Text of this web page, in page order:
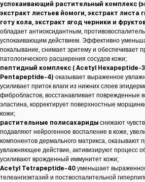
успокаивающий растительный комплекс
экстракт листьев йомоги, экстракт листа
готу кола, экстракт ягод черники и
обладает антиоксидантным,
успокаивающим действием. Эффективно
покалывание, снимает эритему и обеспечивает
патологического расширения сосудов кожи;
пептидный комплекс ( Acetyl Hexapeptide-
Pentapeptide-4) оказывает выраженное
усиливает приток влаги из нижних слоев
фибробластов, восстанавливает поврежденные
эластина, корректирует поверхностные
кожи;
растительные полисахариды снижают
подавляют нейрогенное воспаление в коже,
компонентов дермального матрикса, оказывают
увлажняющее действие, активизируют процесс
усиливают врожденный иммунитет кожи;
Acetyl Tetrapeptide-40 уменьшает
телеангиэктазий и поствоспалительной